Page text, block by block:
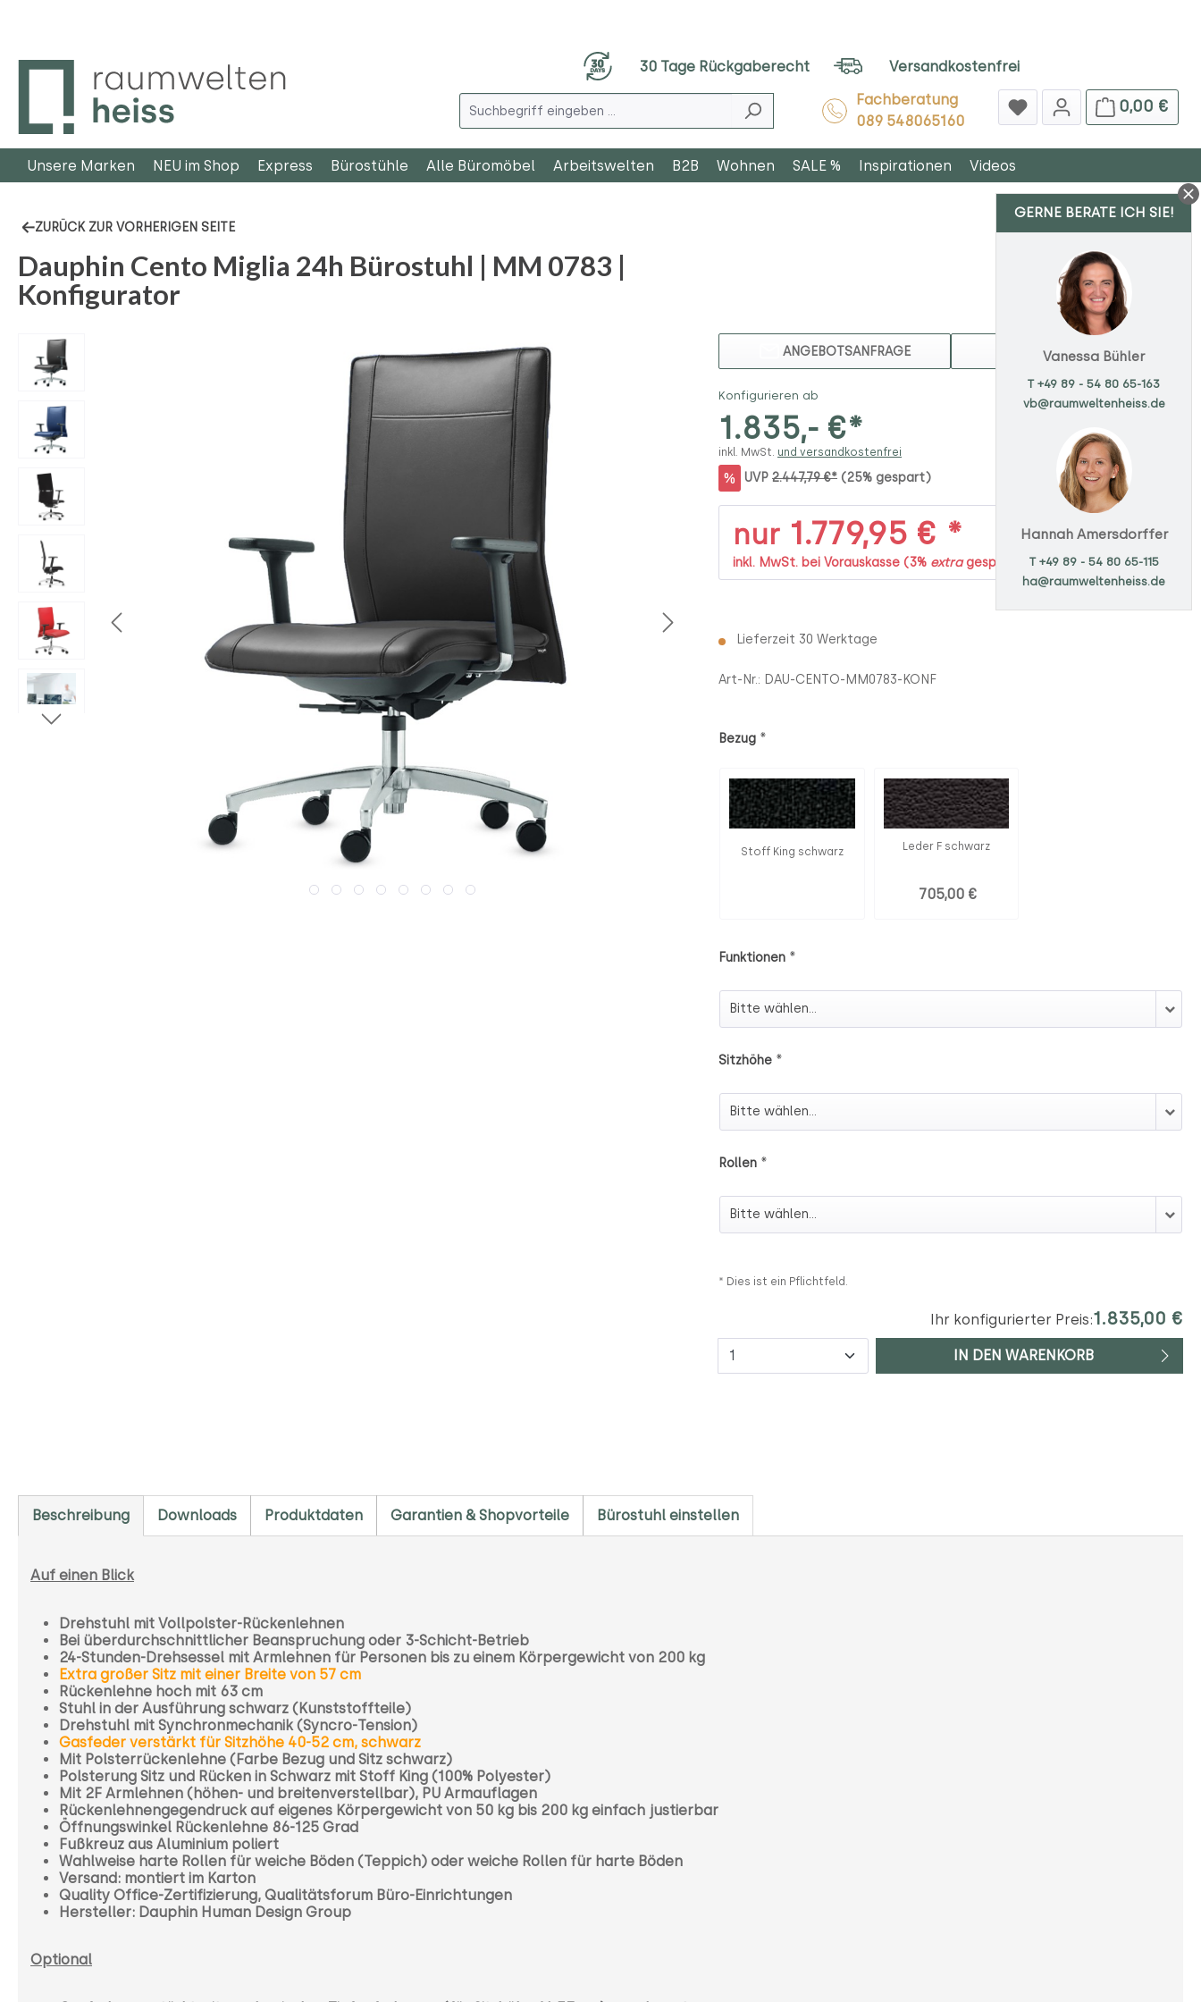
30 Tage Rückgaberecht
Versandkostenfrei
Fachberatung
089 548065160
0,00 €
Unsere Marken NEU im Shop Express Bürostühle Alle Büromöbel Arbeitswelten B2B Wohnen SALE % Inspirationen Videos
ZURÜCK ZUR VORHERIGEN SEITE
Dauphin Cento Miglia 24h Bürostuhl | MM 0783 |
Konfigurator
Bildergalerie überspringen
ANGEBOTSANFRAGE MERKEN
Konfigurieren ab
1.835,- €*
inkl. MwSt. und versandkostenfrei
% UVP 2.447,79 €* (25% gespart)
nur 1.779,95 € *
inkl. MwSt. bei Vorauskasse (3% extragespart)
Lieferzeit 30 Werktage
Art-Nr.: DAU-CENTO-MM0783-KONF
Bezug *
Stoff King schwarz Leder F schwarz
705,00 €
Funktionen *
Funktionen
Sitzhöhe *
Sitzhöhe
Rollen *
Rollen
* Dies ist ein Pflichtfeld.
Ihr konfigurierter Preis:1.835,00 €
Anzahl IN DEN WARENKORB
Beschreibung Downloads Produktdaten Garantien & Shopvorteile Bürostuhl einstellen
Auf einen Blick
Drehstuhl mit Vollpolster-Rückenlehnen
Bei überdurchschnittlicher Beanspruchung oder 3-Schicht-Betrieb
24-Stunden-Drehsessel mit Armlehnen für Personen bis zu einem Körpergewicht von 200 kg
Extra großer Sitz mit einer Breite von 57 cm
Rückenlehne hoch mit 63 cm
Stuhl in der Ausführung schwarz (Kunststoffteile)
Drehstuhl mit Synchronmechanik (Syncro-Tension)
Gasfeder verstärkt für Sitzhöhe 40-52 cm, schwarz
Mit Polsterrückenlehne (Farbe Bezug und Sitz schwarz)
Polsterung Sitz und Rücken in Schwarz mit Stoff King (100% Polyester)
Mit 2F Armlehnen (höhen- und breitenverstellbar), PU Armauflagen
Rückenlehnengegendruck auf eigenes Körpergewicht von 50 kg bis 200 kg einfach justierbar
Öffnungswinkel Rückenlehne 86-125 Grad
Fußkreuz aus Aluminium poliert
Wahlweise harte Rollen für weiche Böden (Teppich) oder weiche Rollen für harte Böden
Versand: montiert im Karton
Quality Office-Zertifizierung, Qualitätsforum Büro-Einrichtungen
Hersteller: Dauphin Human Design Group
Optional
GERNE BERATE ICH SIE!
Vanessa Bühler
T +49 89 - 54 80 65-163
vb@raumweltenheiss.de
Hannah Amersdorffer
T +49 89 - 54 80 65-115
ha@raumweltenheiss.de